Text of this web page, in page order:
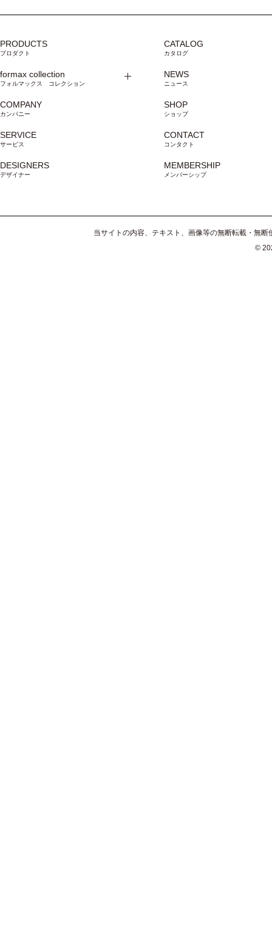
PRODUCTS
プロダクト
formax collection
フォルマックス コレクション
COMPANY
カンパニー
SERVICE
サービス
DESIGNERS
デザイナー
CATALOG
カタログ
NEWS
ニュース
SHOP
ショップ
CONTACT
コンタクト
MEMBERSHIP
メンバーシップ
当サイトの内容、テキスト、画像等の無断転載・無
©